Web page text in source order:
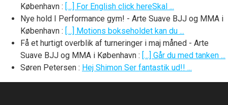
København : […] For English click hereSkal ...
Nye hold I Performance gym! - Arte Suave BJJ og MMA i
København : […] Motions bokseholdet kan du ...
Få et hurtigt overblik af turneringer i maj måned - Arte
Suave BJJ og MMA i København : […] Går du med tanken ...
Søren Petersen : Hej Shimon Ser fantastik ud!! ...